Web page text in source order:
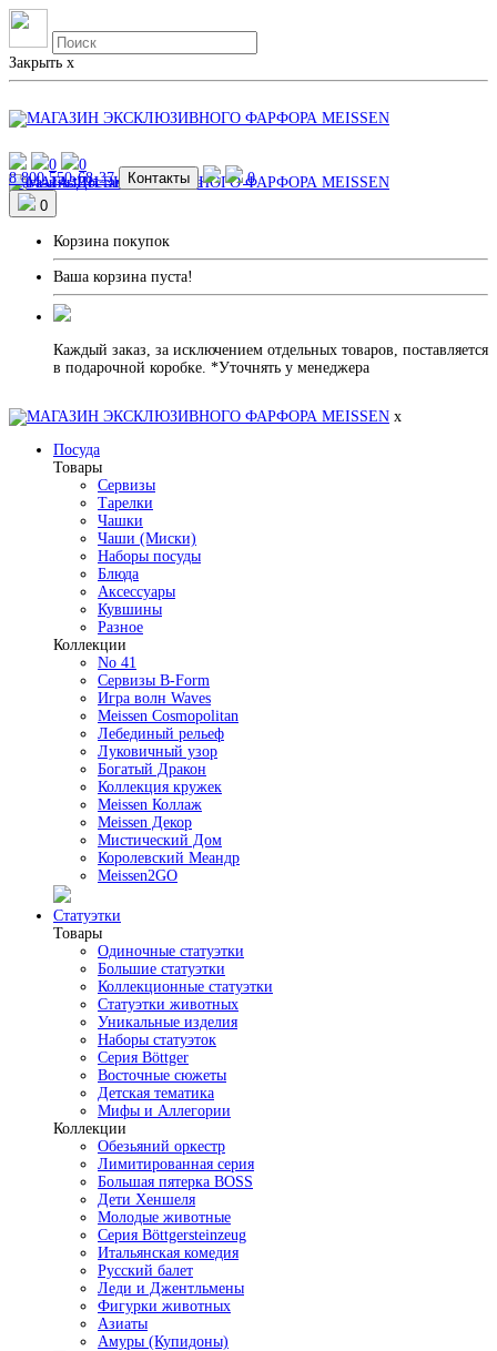
Закрыть x
0
0
МагазиныДоставка и Оплата
8 800 550-68-37 Контакты
0
0
Корзина покупок
Ваша корзина пуста!
Каждый заказ, за исключением отдельных товаров, поставляется
в подарочной коробке. *Уточнять у менеджера
x
Посуда
Товары
Сервизы
Тарелки
Чашки
Чаши (Миски)
Наборы посуды
Блюда
Аксессуары
Кувшины
Разное
Коллекции
No 41
Сервизы B-Form
Игра волн Waves
Meissen Cosmopolitan
Лебединый рельеф
Луковичный узор
Богатый Дракон
Коллекция кружек
Meissen Коллаж
Meissen Декор
Мистический Дом
Королевский Меандр
Meissen2GO
Статуэтки
Товары
Одиночные статуэтки
Большие статуэтки
Коллекционные статуэтки
Статуэтки животных
Уникальные изделия
Наборы статуэток
Серия Böttger
Восточные сюжеты
Детская тематика
Мифы и Аллегории
Коллекции
Обезьяний оркестр
Лимитированная серия
Большая пятерка BOSS
Дети Хеншеля
Молодые животные
Серия Böttgersteinzeug
Итальянская комедия
Русский балет
Леди и Джентльмены
Фигурки животных
Азиаты
Амуры (Купидоны)